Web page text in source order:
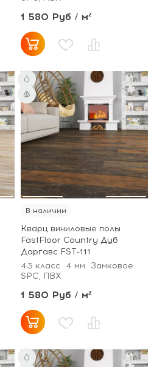
1 580 Руб / м²
В наличии
Кварц виниловые полы
FastFloor Country Дуб
Даргавс FST-111
43 класс
4 мм
Замковое
SPC, ПВХ
1 580 Руб / м²